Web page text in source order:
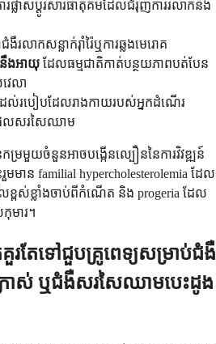
ារផ្លាស់ប្តូរសារធាតុគីមីដែលជំរុញការរលាកនិង
រលាកសន្លាក់រ៉ាំរ៉ៃឬការឆ្លងមេរោគ
នឹងអាយុ ដែលធម្មជាតិកាត់បន្ថយភាពបត់បែន
េលា
ល់របៀបដែលរាងកាយរបស់អ្នកដំណើរ
ជុលសរសៃឈាម
មួយចំនួនអាចបង្កើនល្បឿននៃការវិវឌ្ឍន៍
មាន familial hypercholesterolemia ដែល
ខ្ពស់ខ្លាំងចាប់ពីកំណើត និង progeria ដែល
មារ។
តែទៅជួបគ្រូពេទ្យសម្រាប់ជំងឺ
ាស់ ឬជំងឺសរសៃឈាមបេះដូង